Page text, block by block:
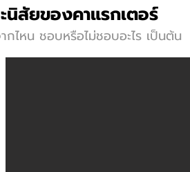
สัยของคาแรกเตอร์
กไหน ชอบหรือไม่ชอบอะไร เป็นต้น